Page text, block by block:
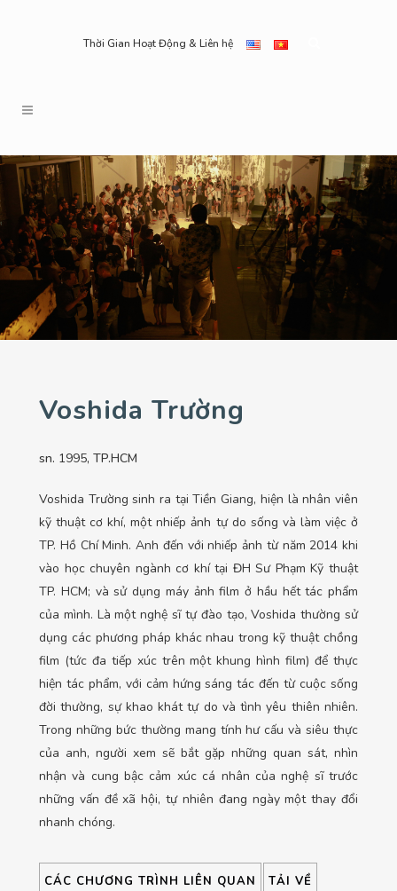
Thời Gian Hoạt Động & Liên hệ
Voshida Trường
sn. 1995, TP.HCM
Voshida Trường sinh ra tại Tiền Giang, hiện là nhân viên
kỹ thuật cơ khí, một nhiếp ảnh tự do sống và làm việc ở
TP. Hồ Chí Minh. Anh đến với nhiếp ảnh từ năm 2014 khi
vào học chuyên ngành cơ khí tại ĐH Sư Phạm Kỹ thuật
TP. HCM; và sử dụng máy ảnh film ở hầu hết tác phẩm
của mình. Là một nghệ sĩ tự đào tạo, Voshida thường sử
dụng các phương pháp khác nhau trong kỹ thuật chồng
film (tức đa tiếp xúc trên một khung hình film) để thực
hiện tác phẩm, với cảm hứng sáng tác đến từ cuộc sống
đời thường, sự khao khát tự do và tình yêu thiên nhiên.
Trong những bức thường mang tính hư cấu và siêu thực
của anh, người xem sẽ bắt gặp những quan sát, nhìn
nhận và cung bậc cảm xúc cá nhân của nghệ sĩ trước
những vấn đề xã hội, tự nhiên đang ngày một thay đổi
nhanh chóng.
CÁC CHƯƠNG TRÌNH LIÊN QUAN TẢI VỀ